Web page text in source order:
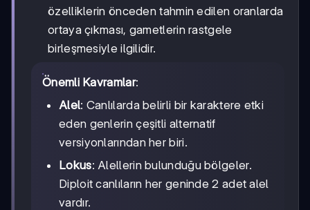
özelliklerin önceden tahmin edilen oranlarda
ortaya çıkması, gametlerin rastgele
birleşmesiyle ilgilidir.
Önemli Kavramlar:
Alel: Canlılarda belirli bir karaktere etki
eden genlerin çeşitli alternatif
versiyonlarından her biri.
Lokus: Alellerin bulunduğu bölgeler.
Diploit canlıların her geninde 2 adet alel
vardır.